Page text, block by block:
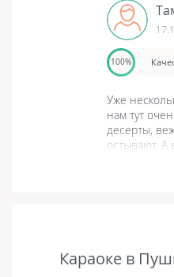
100%
Уже
нам тут
десерты,
остывают. А
Караоке в